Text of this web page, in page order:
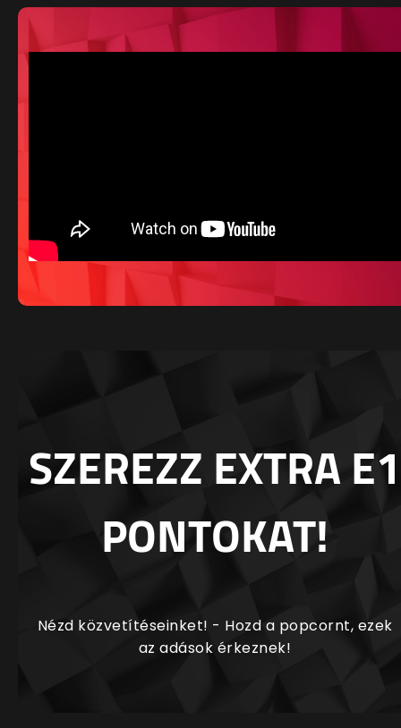
SZEREZZ EXTRA E1
PONTOKAT!
Nézd közvetítéseinket! - Hozd a popcornt, ezek
az adások érkeznek!